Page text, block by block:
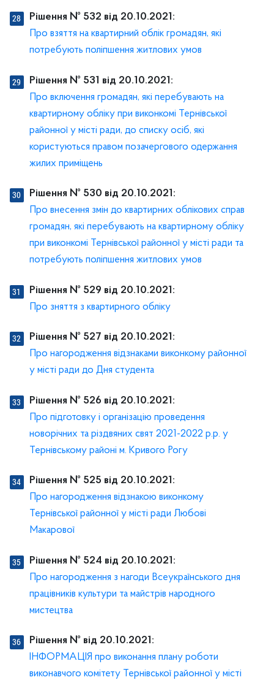
Рішення № 532 від 20.10.2021:
Про взяття на квартирний облік громадян, які
потребують поліпшення житлових умов
Рішення № 531 від 20.10.2021:
Про включення громадян, які перебувають на
квартирному обліку при виконкомі Тернівської
районної у місті ради, до списку осіб, які
користуються правом позачергового одержання
жилих приміщень
Рішення № 530 від 20.10.2021:
Про внесення змін до квартирних облікових справ
громадян, які перебувають на квартирному обліку
при виконкомі Тернівської районної у місті ради та
потребують поліпшення житлових умов
Рішення № 529 від 20.10.2021:
Про зняття з квартирного обліку
Рішення № 527 від 20.10.2021:
Про нагородження відзнаками виконкому районної
у місті ради до Дня студента
Рішення № 526 від 20.10.2021:
Про підготовку і організацію проведення
новорічних та різдвяних свят 2021-2022 р.р. у
Тернівському районі м. Кривого Рогу
Рішення № 525 від 20.10.2021:
Про нагородження відзнакою виконкому
Тернівської районної у місті ради Любові
Макарової
Рішення № 524 від 20.10.2021:
Про нагородження з нагоди Всеукраїнського дня
працівників культури та майстрів народного
мистецтва
Рішення № від 20.10.2021:
ІНФОРМАЦІЯ про виконання плану роботи
виконавчого комітету Тернівської районної у місті